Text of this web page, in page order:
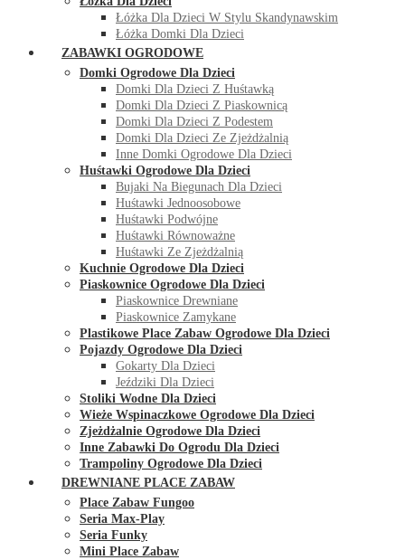
Łóżka Dla Dzieci W Stylu Skandynawskim
Łóżka Domki Dla Dzieci
ZABAWKI OGRODOWE
Domki Ogrodowe Dla Dzieci
Domki Dla Dzieci Z Huśtawką
Domki Dla Dzieci Z Piaskownicą
Domki Dla Dzieci Z Podestem
Domki Dla Dzieci Ze Zjeżdżalnią
Inne Domki Ogrodowe Dla Dzieci
Huśtawki Ogrodowe Dla Dzieci
Bujaki Na Biegunach Dla Dzieci
Huśtawki Jednoosobowe
Huśtawki Podwójne
Huśtawki Równoważne
Huśtawki Ze Zjeżdżalnią
Kuchnie Ogrodowe Dla Dzieci
Piaskownice Ogrodowe Dla Dzieci
Piaskownice Drewniane
Piaskownice Zamykane
Plastikowe Place Zabaw Ogrodowe Dla Dzieci
Pojazdy Ogrodowe Dla Dzieci
Gokarty Dla Dzieci
Jeździki Dla Dzieci
Stoliki Wodne Dla Dzieci
Wieże Wspinaczkowe Ogrodowe Dla Dzieci
Zjeżdżalnie Ogrodowe Dla Dzieci
Inne Zabawki Do Ogrodu Dla Dzieci
Trampoliny Ogrodowe Dla Dzieci
DREWNIANE PLACE ZABAW
Place Zabaw Fungoo
Seria Max-Play
Seria Funky
Mini Place Zabaw